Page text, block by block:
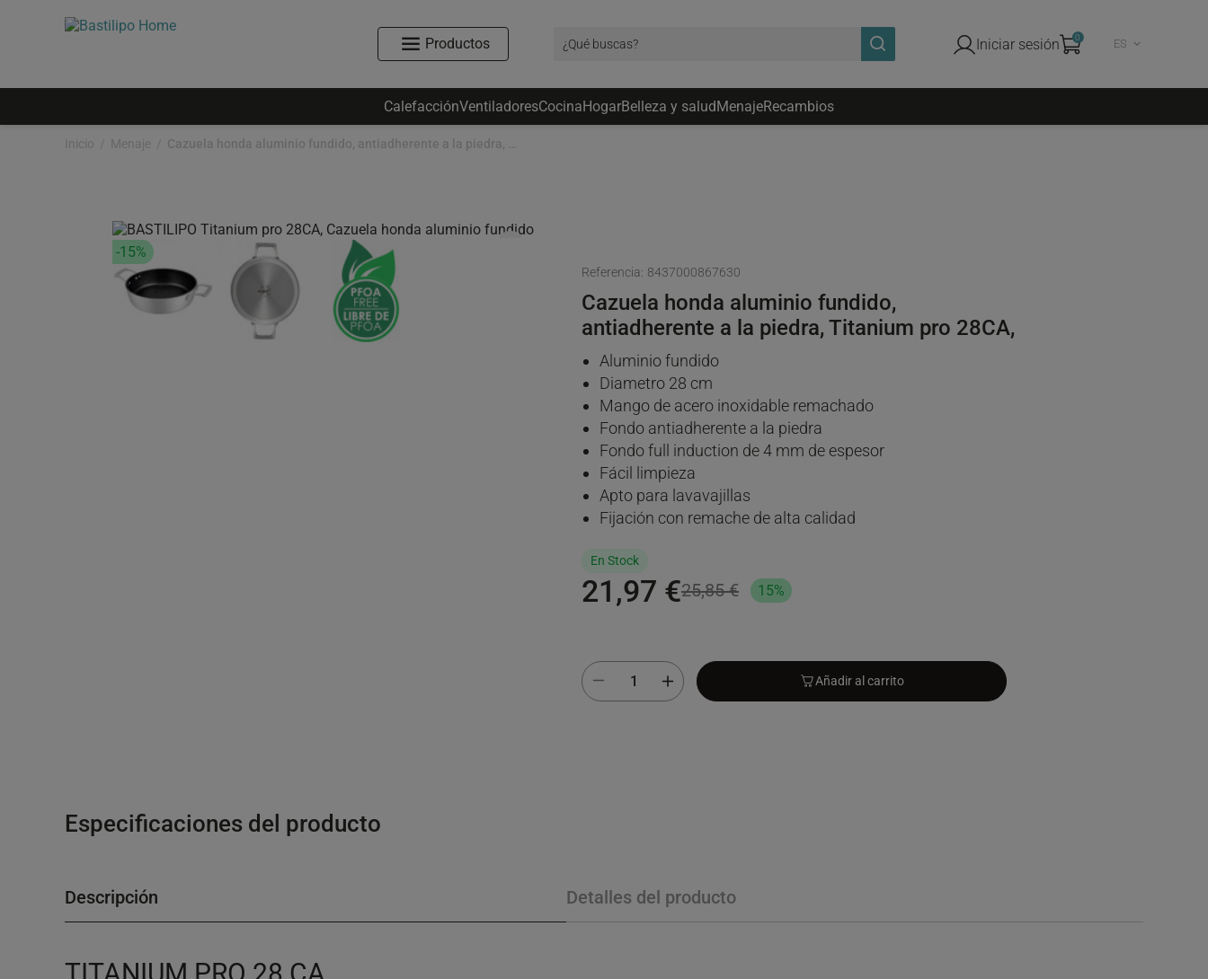
Productos Iniciar sesión 0 ES
CalefacciónVentiladoresCocinaHogarBelleza y saludMenajeRecambios
Inicio Menaje
-15%
Referencia: 8437000867630
Cazuela honda aluminio fundido,
antiadherente a la piedra, Titanium pro 28CA,
Aluminio fundido
Diametro 28 cm
Mango de acero inoxidable remachado
Fondo antiadherente a la piedra
Fondo full induction de 4 mm de espesor
Fácil limpieza
Apto para lavavajillas
Fijación con remache de alta calidad
En Stock
21,97 €25,85 € 15%
Añadir al carrito
Especificaciones del producto
Descripción Detalles del producto